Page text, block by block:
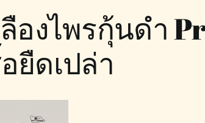
งไพรกุ้นดำ
ยืดเปล่า